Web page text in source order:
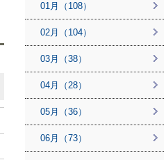
01月（108）
02月（104）
03月（38）
04月（28）
05月（36）
06月（73）